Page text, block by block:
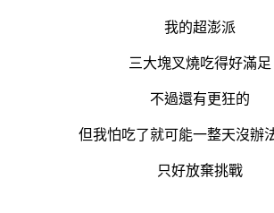
我的超澎派
三大塊叉燒吃得好滿足
不過還有更狂的
但我怕吃了就可能一整天沒辦
只好放棄挑戰